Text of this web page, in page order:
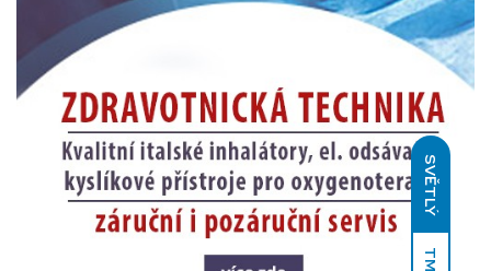
SVĚTLÝ